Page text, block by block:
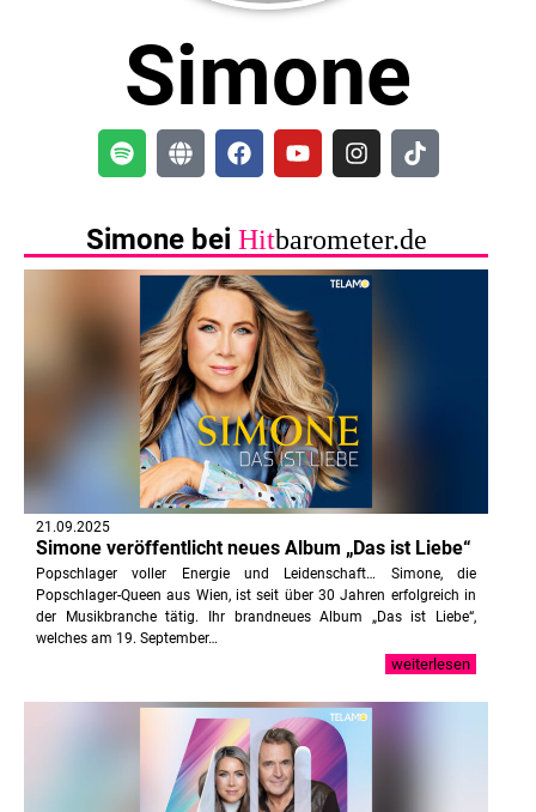
Simone
Simone bei Hitbarometer.de
21.09.2025
Simone veröffentlicht neues Album „Das ist Liebe“
Popschlager voller Energie und Leidenschaft… Simone, die
Popschlager-Queen aus Wien, ist seit über 30 Jahren erfolgreich in
der Musikbranche tätig. Ihr brandneues Album „Das ist Liebe“,
welches am 19. September…
weiterlesen